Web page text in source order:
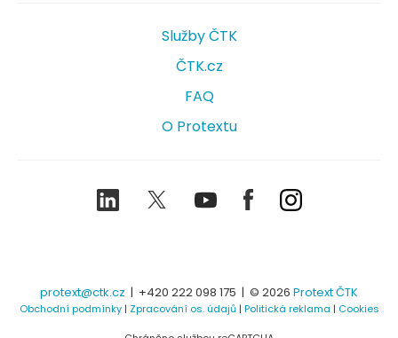
Služby ČTK
ČTK.cz
FAQ
O Protextu
LinkedIn TwitterYoutubeFacebookInstagram
protext@ctk.cz | +420 222 098 175 | © 2026 Protext ČTK
Obchodní podmínky| Zpracování os. údajů| Politická reklama | Cookies